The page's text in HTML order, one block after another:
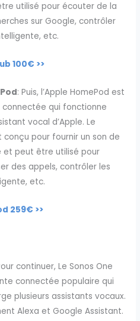
utilisé pour écouter de la
sur Google, contrôler
etc.
100€ >>
: Puis, l’Apple HomePod est
qui fonctionne
vocal d’Apple. Le
conçu pour fournir un son de
et peut être utilisé pour
des appels, contrôler les
etc.
259€ >>
continuer, Le Sonos One
connectée populaire qui
plusieurs assistants vocaux.
Alexa et Google Assistant.